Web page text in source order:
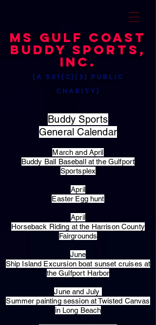
MS Gulf Coast
Buddy Sports,
Inc.
(a 501(c)(3) public
charity)
Buddy Sports
General Calendar
March and April
Buddy Ball Baseball at the Gulfport
Sportsplex
April
Easter Egg hunt
April
Horseback Riding at the Harrison County
Fairgrounds
June
Ship Island Excursion boat sunset cruises at
the Gulfport Harbor
June and July
Summer painting session at Twisted Canvas
in Long Beach